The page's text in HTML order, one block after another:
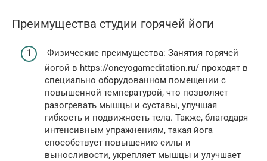
Преимущества студии горячей йоги
Физические преимущества: Занятия горячей
йогой в https://oneyogameditation.ru/ проходят в
специально оборудованном помещении с
повышенной температурой, что позволяет
разогревать мышцы и суставы, улучшая
гибкость и подвижность тела. Также, благодаря
интенсивным упражнениям, такая йога
способствует повышению силы и
выносливости, укрепляет мышцы и улучшает